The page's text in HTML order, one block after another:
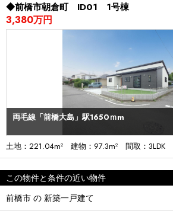
◆前橋市朝倉町 ID01 1号棟
3,380万円
両毛線「前橋大島」駅1650ｍm
土地：221.04m² 建物：97.3m² 間取：3LDK
この物件と条件の近い物件
前橋市 の 新築一戸建て